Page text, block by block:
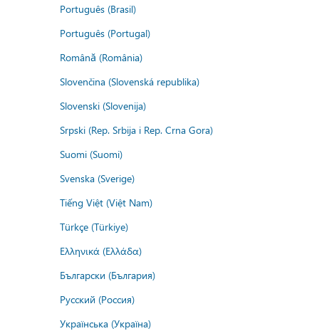
Português (Brasil)
Português (Portugal)
Română (România)
Slovenčina (Slovenská republika)
Slovenski (Slovenija)
Srpski (Rep. Srbija i Rep. Crna Gora)
Suomi (Suomi)
Svenska (Sverige)
Tiếng Việt (Việt Nam)
Türkçe (Türkiye)
Ελληνικά (Ελλάδα)
Български (България)
Русский (Россия)
Українська (Україна)